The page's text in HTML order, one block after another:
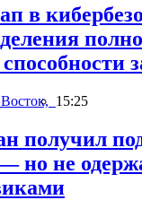
в
15:25
получил
но не